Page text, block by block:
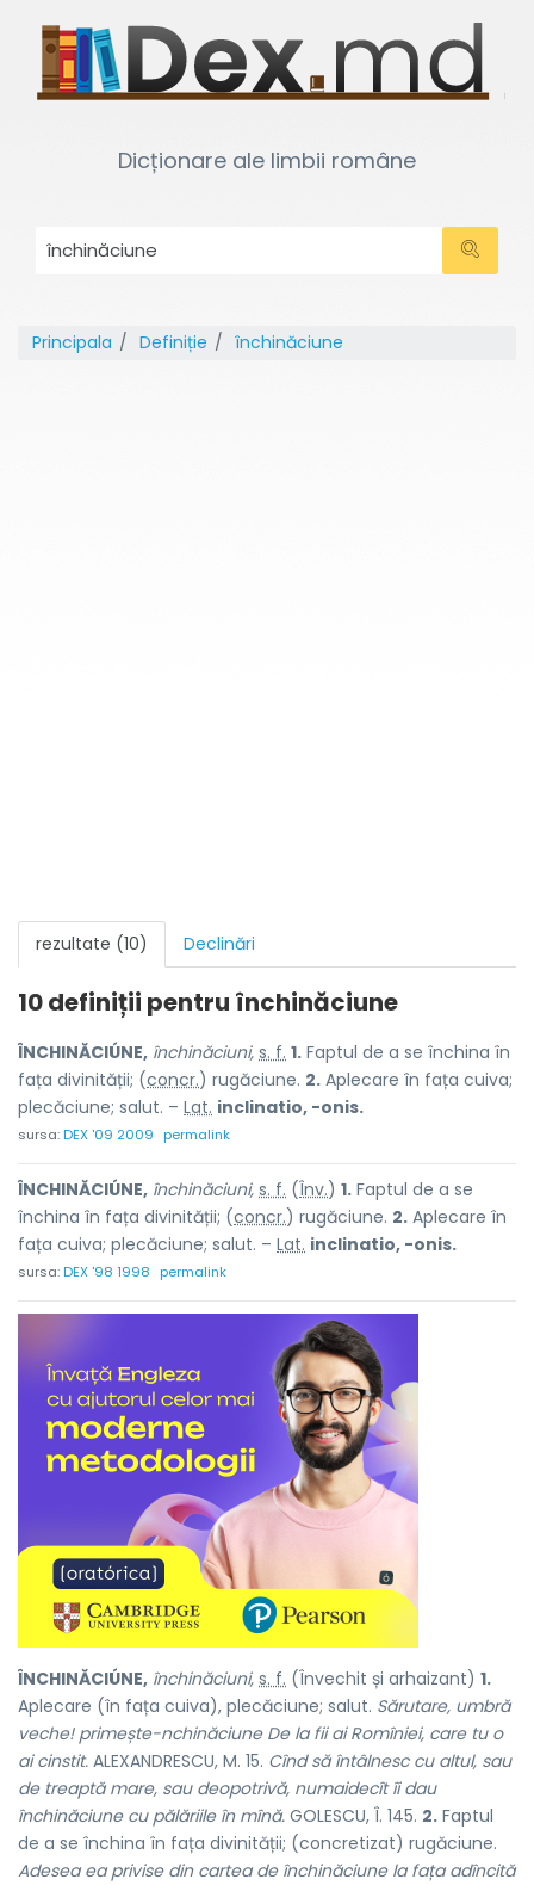
Dicționare ale limbii române
Principala Definiție închinăciune
rezultate (10) Declinări
10 definiții pentru închinăciune
ÎNCHINĂCIÚNE, închinăciuni, s. f. 1. Faptul de a se închina în
fața divinității; (concr.) rugăciune. 2. Aplecare în fața cuiva;
plecăciune; salut. – Lat. inclinatio, -onis.
sursa:DEX '09 2009 permalink
ÎNCHINĂCIÚNE, închinăciuni, s. f. (Înv.) 1. Faptul de a se
închina în fața divinității; (concr.) rugăciune. 2. Aplecare în
fața cuiva; plecăciune; salut. – Lat. inclinatio, -onis.
sursa:DEX '98 1998 permalink
ÎNCHINĂCIÚNE, închinăciuni, s. f. (Învechit și arhaizant) 1.
Aplecare (în fața cuiva), plecăciune; salut. Sărutare, umbră
veche! primește-nchinăciune De la fii ai Romîniei, care tu o
ai cinstit. ALEXANDRESCU, M. 15. Cînd să întâlnesc cu altul, sau
de treaptă mare, sau deopotrivă, numaidecît îi dau
închinăciune cu pălăriile în mînă. GOLESCU, Î. 145. 2. Faptul
de a se închina în fața divinității; (concretizat) rugăciune.
Adesea ea privise din cartea de închinăciune la fața adîncită